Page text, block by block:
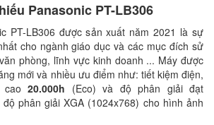
Panasonic PT-LB306
PT-LB306 được sản xuất năm 2021 là sự
cho ngành giáo dục và các mục đích sử
phòng, lĩnh vực kinh doanh ... Máy được
mới và nhiều ưu điểm như: tiết kiệm điện,
cao20.000h (Eco) và độ phân giải đạt
phân giải XGA (1024x768) cho hình ảnh